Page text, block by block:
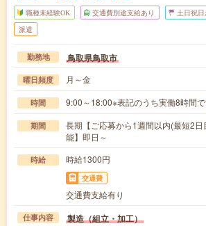
職種未経験OK 交通費別途支給あり 土日祝
派遣
勤務地 鳥取県鳥取市
曜日頻度 月～金
時間 9:00～18:00※表記のうち実働8時間で
期間
長期【ご応募から1週間以内(最短2
能】即日～
時給 時給1300円
交通費
交通費支給有り
仕事内容 製造（組立・加工）